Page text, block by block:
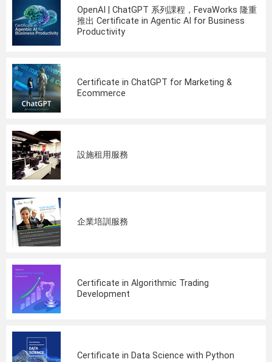
OpenAI | ChatGPT 系列課程，FevaWorks 隆重
推出 Certificate in Agentic AI for Business
Productivity
Certificate in ChatGPT for Marketing &
Ecommerce
設施租用服務
企業培訓服務
Certificate in Algorithmic Trading
Development
Certificate in Data Science with Python